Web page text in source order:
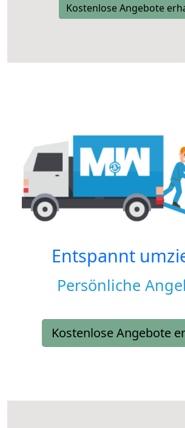
Kostenlose Angebote
Entspannt
Persönliche
Kostenlose Angebote